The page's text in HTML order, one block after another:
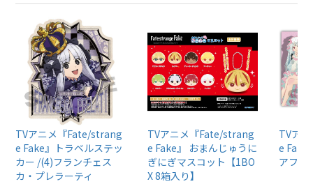
TVアニメ『Fate/strang
e Fake』トラベルステッ
カー /(4)フランチェス
カ・プレラーティ
TVアニメ『Fate/strang
e Fake』 おまんじゅうに
ぎにぎマスコット【1BO
X 8箱入り】
TVア
e Fake
アファ